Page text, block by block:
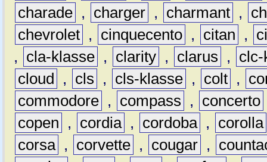
charade , charger , charmant ,
chevrolet , cinquecento , citan ,
,
cla-klasse , clarity , clarus ,
clc-
cloud
, cls , cls-klasse , colt ,
commodore , compass , concerto
copen
, cordia , cordoba ,
corolla
corsa , corvette , cougar ,